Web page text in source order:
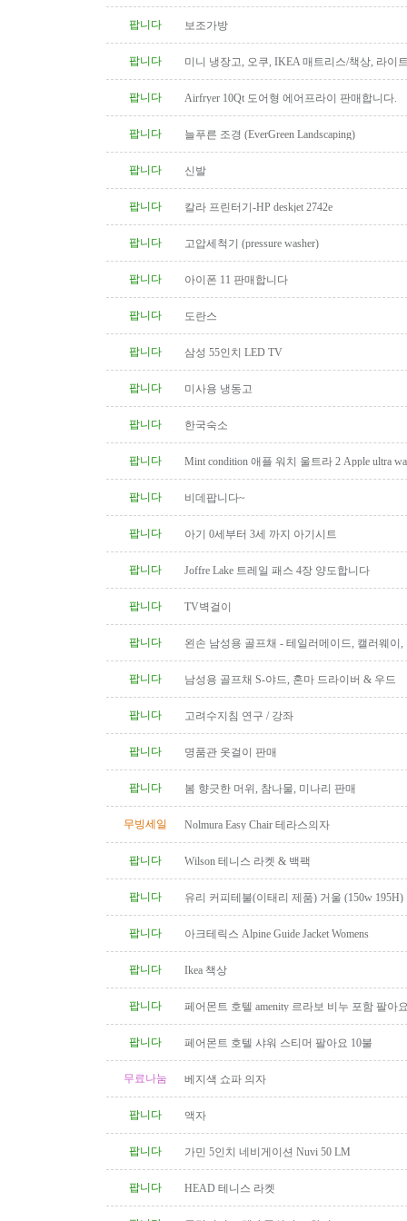
팝니다 보조가방
팝니다 미니 냉장고, 오쿠, IKEA 매트리스/책상, 라이
팝니다 Airfryer 10Qt 도어형 에어프라이 판매합니다.
팝니다 늘푸른 조경 (EverGreen Landscaping)
팝니다 신발
팝니다 칼라 프린터기-HP deskjet 2742e
팝니다 고압세척기 (pressure washer)
팝니다 아이폰 11 판매합니다
팝니다 도란스
팝니다 삼성 55인치 LED TV
팝니다 미사용 냉동고
팝니다 한국숙소
팝니다 Mint condition 애플 워치 울트라 2 Apple ultra
팝니다 비데팝니다~
팝니다 아기 0세부터 3세 까지 아기시트
팝니다 Joffre Lake 트레일 패스 4장 양도합니다
팝니다 TV벽걸이
팝니다
왼손 남성용 골프채 - 테일러메이드, 캘러웨이,
팝니다
남성용 골프채 S-야드, 혼마 드라이버 & 우드
팝니다 고려수지침 연구 / 강좌
팝니다 명품관 옷걸이 판매
팝니다 봄 향긋한 머위, 참나물, 미나리 판매
무빙세일 Nolmura Easy Chair 테라스의자
팝니다 Wilson 테니스 라켓 & 백팩
팝니다 유리 커피테불(이태리 제품) 거울 (150w 195H)
팝니다 아크테릭스 Alpine Guide Jacket Womens
팝니다 Ikea 책상
팝니다 페어몬트 호텔 amenity 르라보 비누 포함 팔아
팝니다 페어몬트 호텔 샤워 스티머 팔아요 10불
무료나눔 베지색 쇼파 의자
팝니다 액자
팝니다 가민 5인치 네비게이션 Nuvi 50 LM
팝니다 HEAD 테니스 라켓